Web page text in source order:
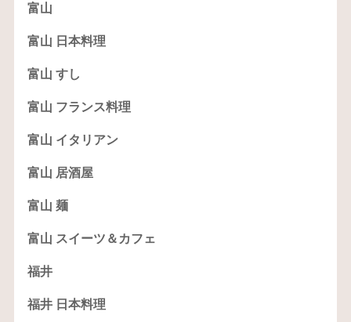
富山
富山 日本料理
富山 すし
富山 フランス料理
富山 イタリアン
富山 居酒屋
富山 麺
富山 スイーツ＆カフェ
福井
福井 日本料理